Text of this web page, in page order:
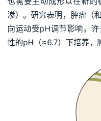
渗）。研究表明，肿瘤（
向运动受pH调节影响。
性的pH（≈6.7）下培养，